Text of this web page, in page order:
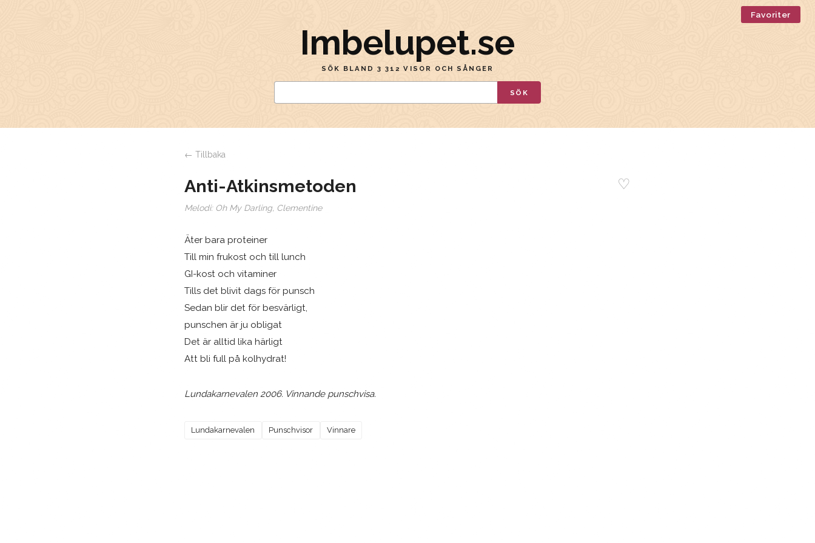
Favoriter
Imbelupet.se
SÖK BLAND 3 312 VISOR OCH SÅNGER
SÖK
← Tillbaka
Anti-Atkinsmetoden ♡
Melodi: Oh My Darling, Clementine
Äter bara proteiner
Till min frukost och till lunch
GI-kost och vitaminer
Tills det blivit dags för punsch
Sedan blir det för besvärligt,
punschen är ju obligat
Det är alltid lika härligt
Att bli full på kolhydrat!
Lundakarnevalen 2006. Vinnande punschvisa.
Lundakarnevalen Punschvisor Vinnare